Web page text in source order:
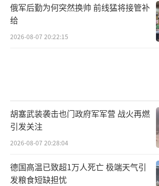
俄军后勤为何突然换帅 前线猛将接管补
给
2026-08-07 20:22:15
胡塞武装袭击也门政府军军营 战火再燃
引发关注
2026-08-07 20:28:04
德国高温已致超1万人死亡 极端天气引
发粮食短缺担忧